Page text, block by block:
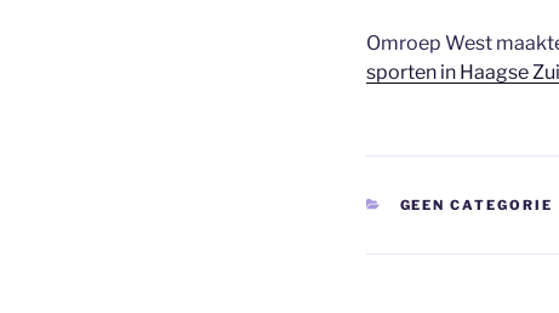
Omroep West
sporten in Haagse
CATEGORIEËN
GEEN CATEGORIE